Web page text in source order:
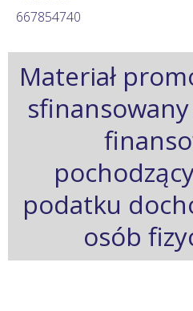
667854740
Materiał
podatku
osób